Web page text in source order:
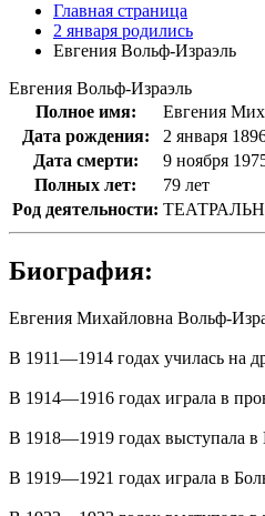
Главная страница
2 января родились
Евгения Вольф-Израэль
Евгения Вольф-Израэль
Полное имя:
Евгения
Дата рождения:
2 января
Дата смерти:
9 ноября
Полных лет:
79 лет
Род деятельности:
Биография:
Евгения Михайловна Вольф-
В 1911—1914 годах училась на
В 1914—1916 годах играла в
В 1918—1919 годах выступала в
В 1919—1921 годах играла в